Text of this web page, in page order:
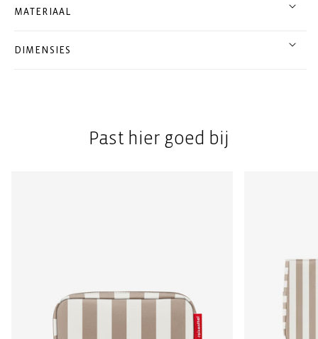
MATERIAAL
DIMENSIES
Past hier goed bij